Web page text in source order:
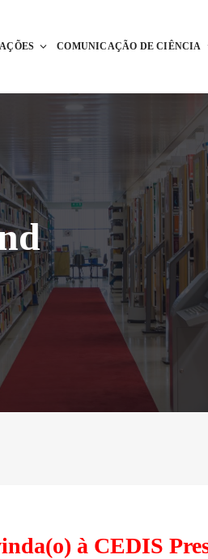
COMUNICAÇÃO DE CIÊNCIA
à CEDIS